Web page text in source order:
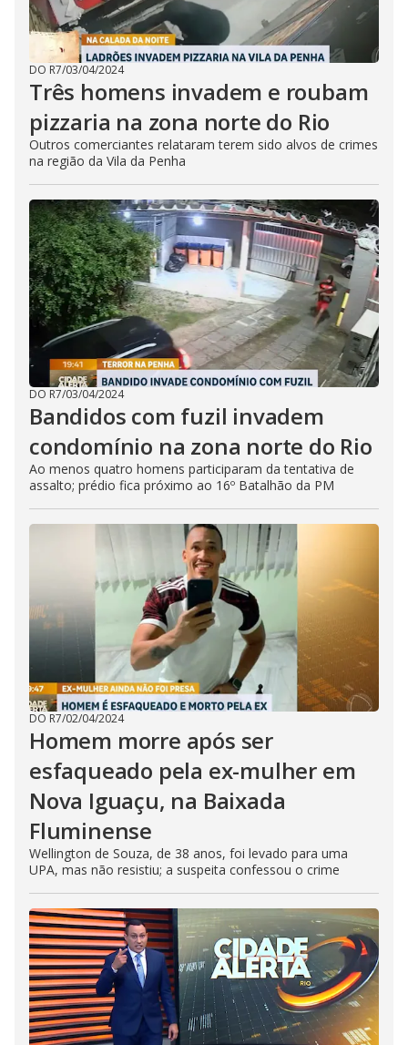
DO R7/03/04/2024
Três homens invadem e roubam
pizzaria na zona norte do Rio
Outros comerciantes relataram terem sido alvos de crimes
na região da Vila da Penha
DO R7/03/04/2024
Bandidos com fuzil invadem
condomínio na zona norte do Rio
Ao menos quatro homens participaram da tentativa de
assalto; prédio fica próximo ao 16º Batalhão da PM
DO R7/02/04/2024
Homem morre após ser
esfaqueado pela ex-mulher em
Nova Iguaçu, na Baixada
Fluminense
Wellington de Souza, de 38 anos, foi levado para uma
UPA, mas não resistiu; a suspeita confessou o crime